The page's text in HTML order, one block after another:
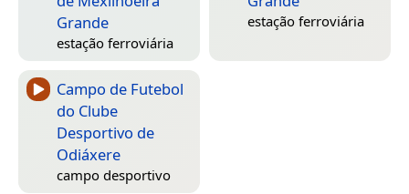
Grande
estação ferroviária
estação ferroviária
Campo de Futebol
do Clube
Desportivo de
Odiáxere
campo desportivo